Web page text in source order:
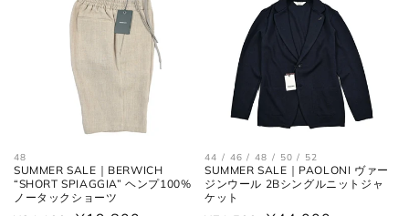
48
SUMMER SALE｜BERWICH
“SHORT SPIAGGIA” ヘンプ100%
ノータックショーツ
44 / 46 / 48 / 50 / 52
SUMMER SALE｜PAOLONI ヴァー
ジンウール 2Bシングルニットジャ
ケット